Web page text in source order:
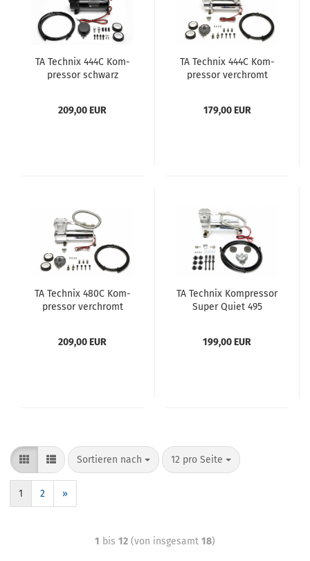
TA Tech­nix 444C Kom­
pres­sor schwarz
209,00 EUR
TA Tech­nix 444C Kom­
pres­sor ver­chromt
179,00 EUR
TA Tech­nix 480C Kom­
pres­sor ver­chromt
209,00 EUR
TA Tech­nix Kom­pres­sor
Super Quiet 495
199,00 EUR
Sortieren nach 12 pro Seite
1 2 »
1 bis 12 (von insgesamt 18)